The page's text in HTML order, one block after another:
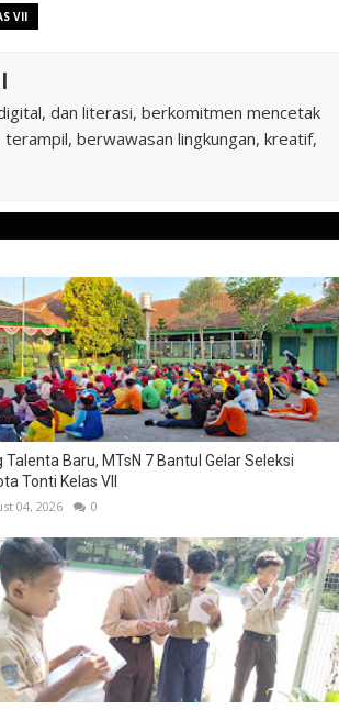
VII
dan literasi, berkomitmen mencetak
berwawasan lingkungan, kreatif,
Talenta Baru, MTsN 7 Bantul Gelar Seleksi
Tonti Kelas VII
04, 2026 0